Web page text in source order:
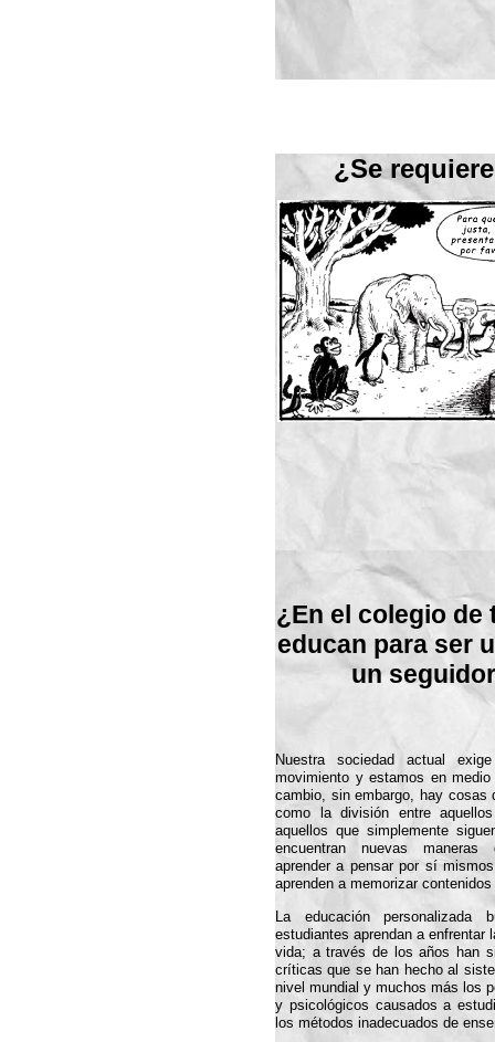
¿Se
¿En el colegio de
educan para ser
un
Nuestra sociedad actual
movimiento y estamos en
cambio, sin embargo, hay cosas
como la división entre
aquellos que simplemente
encuentran nuevas
aprender a pensar por sí
aprenden a memorizar contenidos
La educación personalizada
estudiantes aprendan a enfrentar
vida; a través de los años han
críticas que se han hecho al
nivel mundial y muchos más los
y psicológicos causados a
los métodos inadecuados de